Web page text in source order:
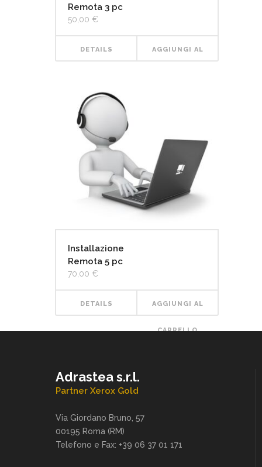
Remota 3 pc
50,00 €
DETAILS AGGIUNGI AL
Installazione
Remota 5 pc
70,00 €
DETAILS AGGIUNGI AL
CARRELLO
Adrastea s.r.l.
Partner Xerox Gold
Via Giordano Bruno, 57
00195 Roma (RM)
Telefono e Fax: +39 06 37 01 171